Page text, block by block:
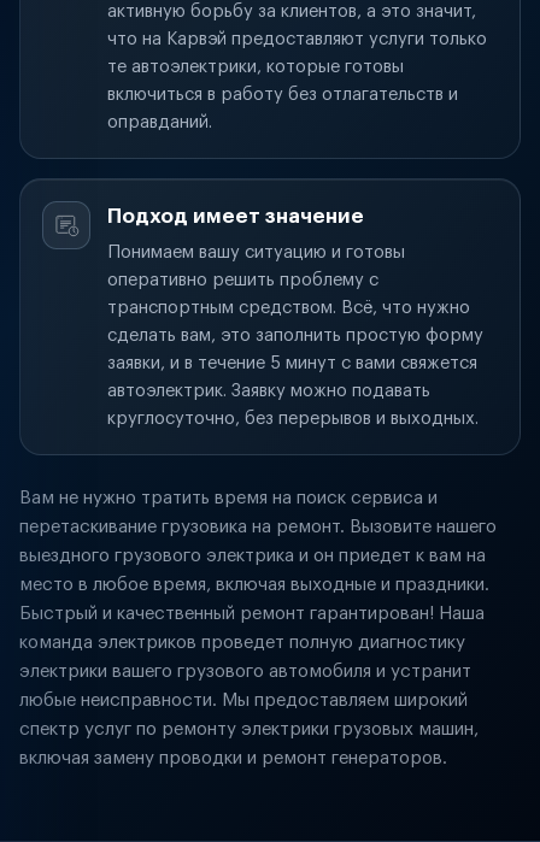
активную борьбу за клиентов, а это значит,
что на Карвэй предоставляют услуги только
те автоэлектрики, которые готовы
включиться в работу без отлагательств и
оправданий.
Подход имеет значение
Понимаем вашу ситуацию и готовы
оперативно решить проблему с
транспортным средством. Всё, что нужно
сделать вам, это заполнить простую форму
заявки, и в течение 5 минут с вами свяжется
автоэлектрик. Заявку можно подавать
круглосуточно, без перерывов и выходных.
Вам не нужно тратить время на поиск сервиса и
перетаскивание грузовика на ремонт. Вызовите нашего
выездного грузового электрика и он приедет к вам на
место в любое время, включая выходные и праздники.
Быстрый и качественный ремонт гарантирован! Наша
команда электриков проведет полную диагностику
электрики вашего грузового автомобиля и устранит
любые неисправности. Мы предоставляем широкий
спектр услуг по ремонту электрики грузовых машин,
включая замену проводки и ремонт генераторов.